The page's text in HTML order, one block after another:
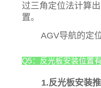
过三角定位法计算
置。
AGV导航的定位
Q5：反光板安装位置
1.反光板安装推